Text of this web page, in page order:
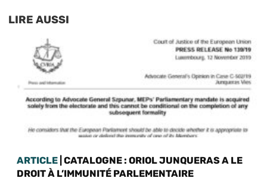
LIRE AUSSI
ARTICLE | CATALOGNE : ORIOL JUNQUERAS A LE
DROIT À L’IMMUNITÉ PARLEMENTAIRE